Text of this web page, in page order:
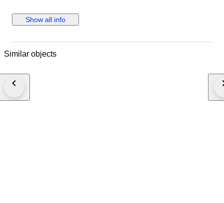
realizzazione antecedente alla tiratura della serie vera e propria, definita
come "Artist Proof". Le misure possono variare leggermente essendo
completa di certificato di autenticità. Eventuali discrepanze o lievi
Lavoro in condizioni eccellenti. Spedizione ed imballaggio rapido e
Show all info
Similar objects